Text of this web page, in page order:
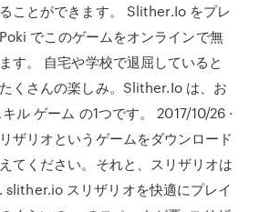
ことができます。 Slither.Io をプレ
でこのゲームをオンラインで無
す。 自宅や学校で退屈していると
くさんの楽しみ。Slither.Io は、お
ル ゲーム の1つです。 2017/10/26 ·
ザリオというゲームをダウンロード
てください。それと、スリザリオは
slither.io スリザリオを快適にプレイ